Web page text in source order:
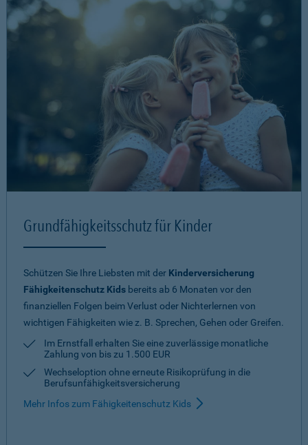
Grundfähigkeitsschutz für Kinder
Schützen Sie Ihre Liebsten mit der Kinderversicherung
Fähigkeitenschutz Kids bereits ab 6 Monaten vor den
finanziellen Folgen beim Verlust oder Nichterlernen von
wichtigen Fähigkeiten wie z. B. Sprechen, Gehen oder Greifen.
Im Ernstfall erhalten Sie eine zuverlässige monatliche
Zahlung von bis zu 1.500 EUR
Wechseloption ohne erneute Risiko­prüfung in die
Berufsunfähigkeitsversicherung
Mehr Infos zum Fähigkeitenschutz Kids